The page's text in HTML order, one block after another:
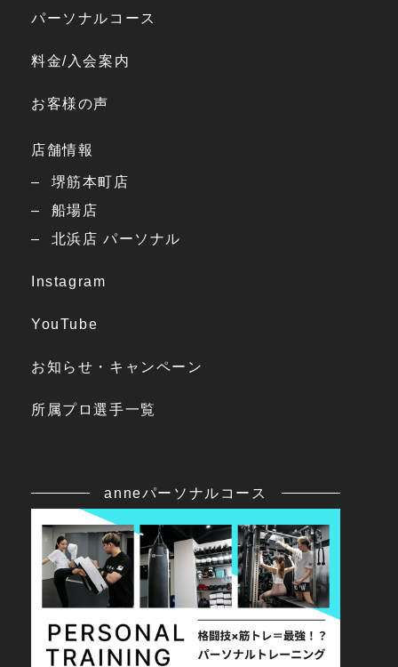
パーソナルコース
料金/入会案内
お客様の声
店舗情報
堺筋本町店
船場店
北浜店 パーソナル
Instagram
YouTube
お知らせ・キャンペーン
所属プロ選手一覧
anneパーソナルコース